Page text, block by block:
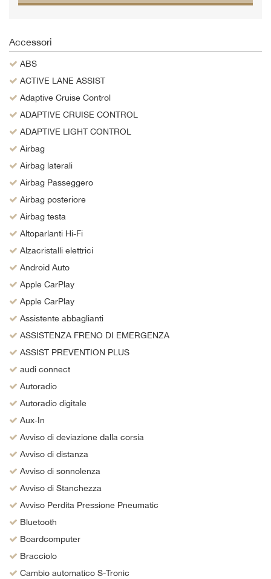
Accessori
ABS
ACTIVE LANE ASSIST
Adaptive Cruise Control
ADAPTIVE CRUISE CONTROL
ADAPTIVE LIGHT CONTROL
Airbag
Airbag laterali
Airbag Passeggero
Airbag posteriore
Airbag testa
Altoparlanti Hi-Fi
Alzacristalli elettrici
Android Auto
Apple CarPlay
Apple CarPlay
Assistente abbaglianti
ASSISTENZA FRENO DI EMERGENZA
ASSIST PREVENTION PLUS
audi connect
Autoradio
Autoradio digitale
Aux-In
Avviso di deviazione dalla corsia
Avviso di distanza
Avviso di sonnolenza
Avviso di Stanchezza
Avviso Perdita Pressione Pneumatic
Bluetooth
Boardcomputer
Bracciolo
Cambio automatico S-Tronic
cookie
Salva
impostazioni